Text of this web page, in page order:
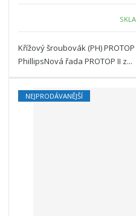
Křížový šroubovák (PH)
PhillipsNová řada PROTOP II z...
NEJPRODÁVANĚJŠÍ